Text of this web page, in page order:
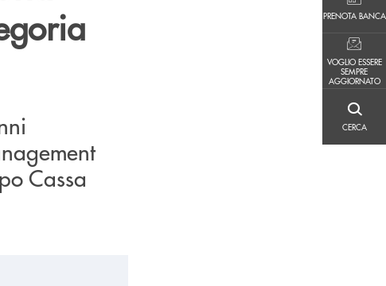
PRENOTA BANCA
VOGLIO ESSERE
SEMPRE
AGGIORNATO
CERCA
Cassa